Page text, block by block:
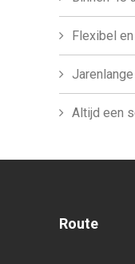
Flexibel
Altijd een
Route